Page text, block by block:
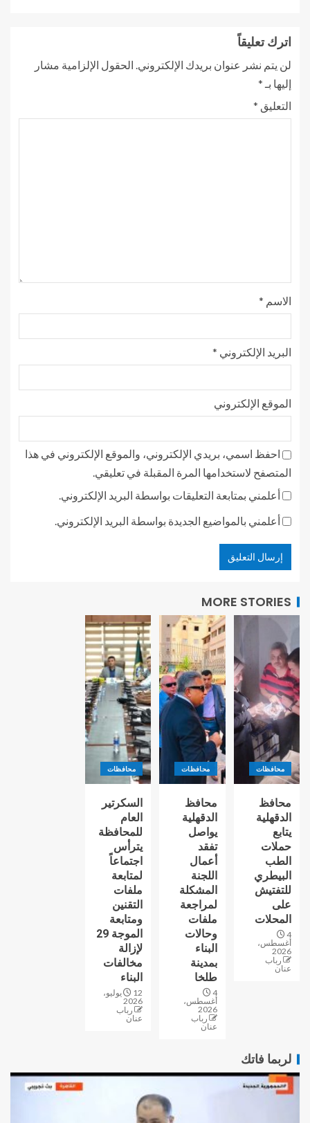
اترك تعليقاً
لن يتم نشر عنوان بريدك الإلكتروني. الحقول الإلزامية مشار
إليها بـ *
التعليق *
الاسم *
البريد الإلكتروني *
الموقع الإلكتروني
احفظ اسمي، بريدي الإلكتروني، والموقع الإلكتروني في هذا
المتصفح لاستخدامها المرة المقبلة في تعليقي.
أعلمني بمتابعة التعليقات بواسطة البريد الإلكتروني.
أعلمني بالمواضيع الجديدة بواسطة البريد الإلكتروني.
MORE STORIES
محافظات
محافظ
الدقهلية
يتابع
حملات
الطب
البيطري
للتفتيش
على
المحلات
4
أغسطس،
2026
رباب
عنان
محافظات
محافظ
الدقهلية
يواصل
تفقد
أعمال
اللجنة
المشكلة
لمراجعة
ملفات
وحالات
البناء
بمدينة
طلخا
4
أغسطس،
2026
رباب
عنان
محافظات
السكرتير
العام
للمحافظة
يترأس
اجتماعاً
لمتابعة
ملفات
التقنين
ومتابعة
الموجة 29
لإزالة
مخالفات
البناء
12 يوليو،
2026
رباب
عنان
لربما فاتك